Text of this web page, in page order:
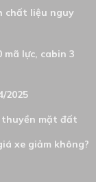
chất liệu nguy
lực, cabin 3
2025
thuyền mặt đất
xe giảm không?